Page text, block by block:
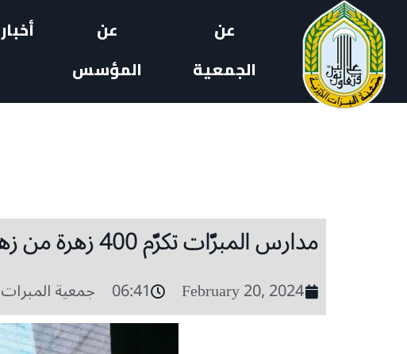
عن
الجمعية
عن
المؤسس
أخبار
مدارس المبرّات تكرّم 400 زهرة من زهراتها بلغن سن التكليف
February 20, 2024
06:41 جمعية المبرات